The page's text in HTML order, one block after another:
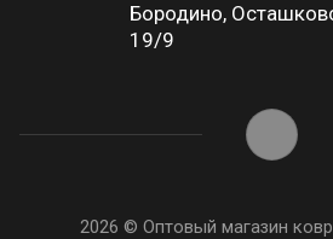
Бородино,
19/9
2026 © Оптовый магазин